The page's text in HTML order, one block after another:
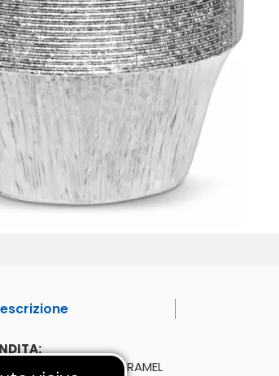
CREME CARAMEL